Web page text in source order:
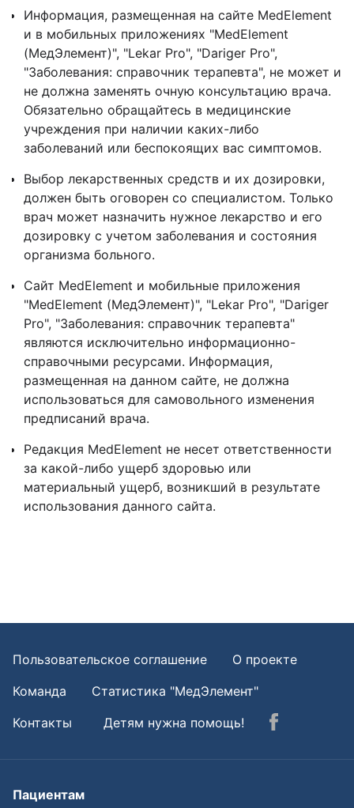
Информация, размещенная на сайте MedElement
и в мобильных приложениях "MedElement
(МедЭлемент)", "Lekar Pro", "Dariger Pro",
"Заболевания: справочник терапевта", не может и
не должна заменять очную консультацию врача.
Обязательно обращайтесь в медицинские
учреждения при наличии каких-либо
заболеваний или беспокоящих вас симптомов.
Выбор лекарственных средств и их дозировки,
должен быть оговорен со специалистом. Только
врач может назначить нужное лекарство и его
дозировку с учетом заболевания и состояния
организма больного.
Сайт MedElement и мобильные приложения
"MedElement (МедЭлемент)", "Lekar Pro", "Dariger
Pro", "Заболевания: справочник терапевта"
являются исключительно информационно-
справочными ресурсами. Информация,
размещенная на данном сайте, не должна
использоваться для самовольного изменения
предписаний врача.
Редакция MedElement не несет ответственности
за какой-либо ущерб здоровью или
материальный ущерб, возникший в результате
использования данного сайта.
Пользовательское соглашение
О проекте
Команда
Статистика "МедЭлемент"
Контакты
Детям нужна помощь!
Пациентам